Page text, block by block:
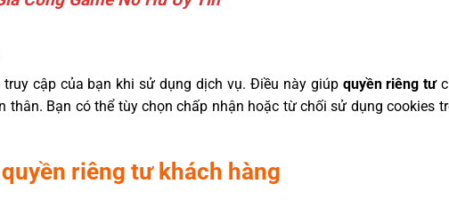
cập của bạn khi sử dụng dịch vụ. Điều này giúp quyền riêng tư
Bạn có thể tùy chọn chấp nhận hoặc từ chối sử dụng cookies
riêng tư khách hàng